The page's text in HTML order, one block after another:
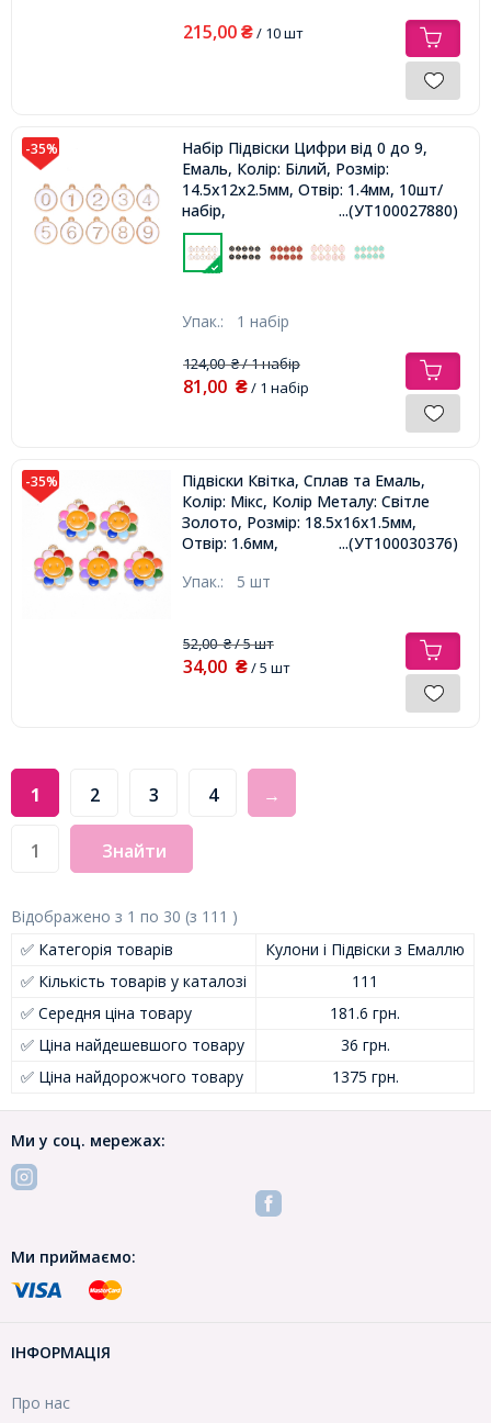
215,00 ₴/ 10 шт
-35%
Набір Підвіски Цифри від 0 до 9,
Емаль, Колір: Білий, Розмір:
14.5х12х2.5мм, Отвір: 1.4мм, 10шт/
набір,
...(УТ100027880)
Упак.: 1 набір
124,00₴/ 1 набір
81,00 ₴/ 1 набір
-35%
Підвіски Квітка, Сплав та Емаль,
Колір: Мікс, Колір Металу: Світле
Золото, Розмір: 18.5х16х1.5мм,
Отвір: 1.6мм,
...(УТ100030376)
Упак.: 5 шт
52,00₴/ 5 шт
34,00 ₴/ 5 шт
1 2 3 4 →
Знайти
Відображено з 1 по 30 (з 111 )
✅ Категорія товарів
Кулони і Підвіски з Емаллю
✅ Кількість товарів у каталозі
111
✅ Середня ціна товару
181.6 грн.
✅ Ціна найдешевшого товару
36 грн.
✅ Ціна найдорожчого товару
1375 грн.
Ми у соц. мережах:
Ми приймаємо:
ІНФОРМАЦІЯ
Про нас